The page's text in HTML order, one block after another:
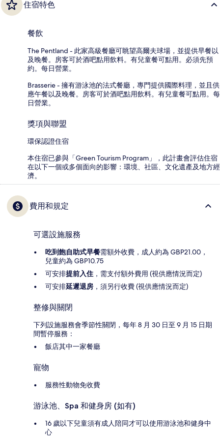
住宿特色
餐飲
The Pentland - 此家高級餐廳可眺望高爾夫球場，並提供早餐以
及晚餐。房客可於酒吧點用飲料。有兒童餐可點用。必須先預
約。每日營業。
Brasserie - 擁有游泳池的法式餐廳，專門提供國際料理，並且供
應午餐以及晚餐。房客可於酒吧點用飲料。有兒童餐可點用。每
日營業。
獎項與聯盟
環保認證住宿
本住宿已參與「Green Tourism Program」，此計畫會評估住宿
在以下一個或多個面向的影響：環境、社區、文化遺產及地方經
濟。
費用和規定
可選設施服務
吃到飽自助式早餐需額外收費，成人約為 GBP21.00，
兒童約為 GBP10.75
可安排提前入住 ，需支付額外費用 (視供應情況而定)
可安排延遲退房 ，須另行收費 (視供應情況而定)
整修與關閉
下列設施服務會季節性關閉，每年 8 月 30 日至 9 月 15 日期
間暫停服務：
飯店其中一家餐廳
寵物
服務性動物免收費
游泳池、Spa 和健身房 (如有)
16 歲以下兒童須有成人陪同才可以使用游泳池和健身中
心